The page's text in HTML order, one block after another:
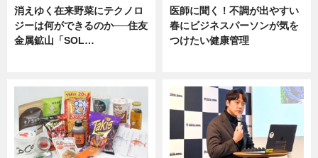
消えゆく在来野菜にテクノロ
ジーは何ができるのか──住友
金属鉱山「SOL…
医師に聞く！不調が出やすい
春にビジネスパーソンが気を
つけたい健康管理